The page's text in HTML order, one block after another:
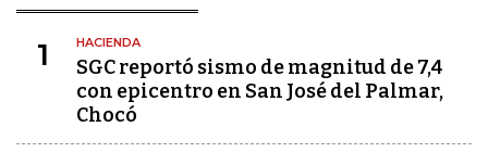
1 HACIENDA
SGC reportó sismo de magnitud de 7,4
con epicentro en San José del Palmar,
Chocó